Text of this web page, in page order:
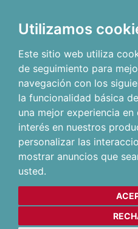
Utilizamos
Este sitio web utiliza
de seguimiento para
navegación con los
la funcionalidad básica
una mejor experiencia
interés en nuestros
personalizar las
mostrar anuncios que
usted.